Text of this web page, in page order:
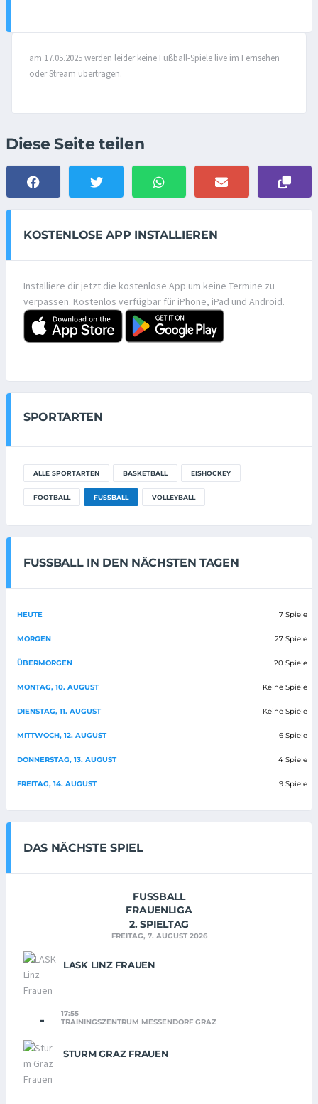
am 17.05.2025 werden leider keine Fußball-Spiele live im Fernsehen
oder Stream übertragen.
Diese Seite teilen
KOSTENLOSE APP INSTALLIEREN
Installiere dir jetzt die kostenlose App um keine Termine zu
verpassen. Kostenlos verfügbar für iPhone, iPad und Android.
SPORTARTEN
ALLE SPORTARTEN BASKETBALL EISHOCKEY
FOOTBALL FUSSBALL VOLLEYBALL
FUSSBALL IN DEN NÄCHSTEN TAGEN
HEUTE 7 Spiele
MORGEN 27 Spiele
ÜBERMORGEN 20 Spiele
MONTAG, 10. AUGUST Keine Spiele
DIENSTAG, 11. AUGUST Keine Spiele
MITTWOCH, 12. AUGUST 6 Spiele
DONNERSTAG, 13. AUGUST 4 Spiele
FREITAG, 14. AUGUST 9 Spiele
DAS NÄCHSTE SPIEL
FUSSBALL
FRAUENLIGA
2. SPIELTAG
FREITAG, 7. AUGUST 2026
LASK LINZ FRAUEN
-
17:55
TRAININGSZENTRUM MESSENDORF GRAZ
STURM GRAZ FRAUEN